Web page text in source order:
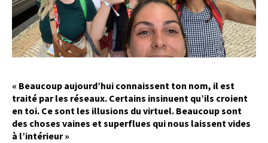
« Beaucoup aujourd’hui connaissent ton nom, il est
traité par les réseaux. Certains insinuent qu’ils croient
en toi. Ce sont les illusions du virtuel. Beaucoup sont
des choses vaines et superflues qui nous laissent vides
à l’intérieur »